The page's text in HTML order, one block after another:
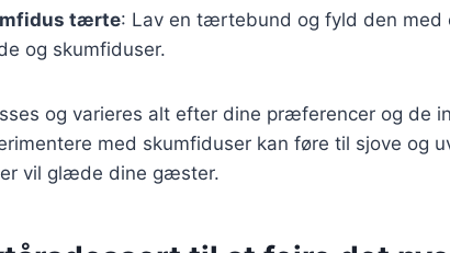
tærte: Lav en tærtebund og fyld den med
og skumfiduser.
og varieres alt efter dine præferencer og de
med skumfiduser kan føre til sjove og
vil glæde dine gæster.